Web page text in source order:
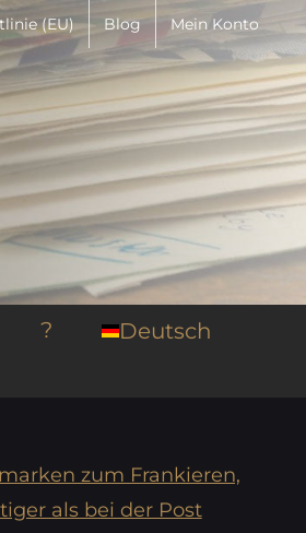
(EU) Blog Mein Konto
? Deutsch
zum Frankieren,
als bei der Post